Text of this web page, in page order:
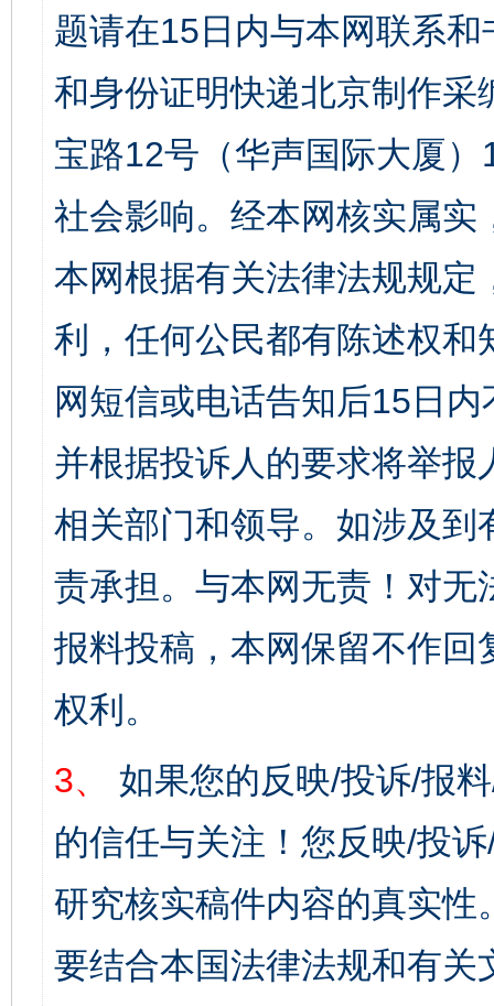
题请在15日内与本网联系
和身份证明快递北京制作
宝路12号（华声国际大厦
社会影响。经本网核实属
本网根据有关法律法规规
利，任何公民都有陈述权
网短信或电话告知后15日
并根据投诉人的要求将举
相关部门和领导。如涉及
责承担。与本网无责！对
报料投稿，本网保留不作
权利。
3、
如果您的反映/投诉/报
的信任与关注！您反映/投
研究核实稿件内容的真实
要结合本国法律法规和有关